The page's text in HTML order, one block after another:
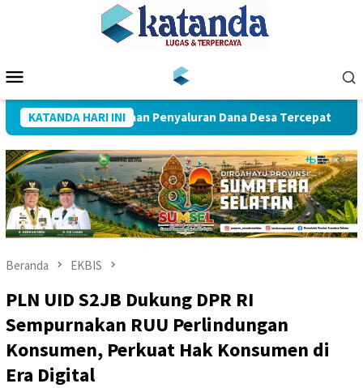
Mobile
KATANDA HARI INI
Penghargaan Penyaluran Dana Desa Tercepat Dua
Beranda EKBIS
PLN UID S2JB Dukung DPR RI
Sempurnakan RUU Perlindungan
Konsumen, Perkuat Hak Konsumen di
Era Digital